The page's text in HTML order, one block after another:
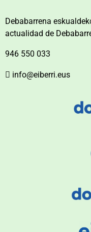
Debabarrena
actualidad de
946 550 033
info@eiberri.eus